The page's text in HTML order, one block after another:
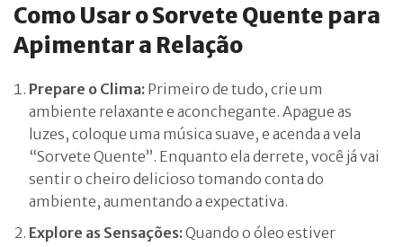
Como Usar o Sorvete Quente para
Apimentar a Relação
Prepare o Clima: Primeiro de tudo, crie um
ambiente relaxante e aconchegante. Apague as
luzes, coloque uma música suave, e acenda a vela
“Sorvete Quente”. Enquanto ela derrete, você já vai
sentir o cheiro delicioso tomando conta do
ambiente, aumentando a expectativa.
Explore as Sensações:Quando o óleo estiver